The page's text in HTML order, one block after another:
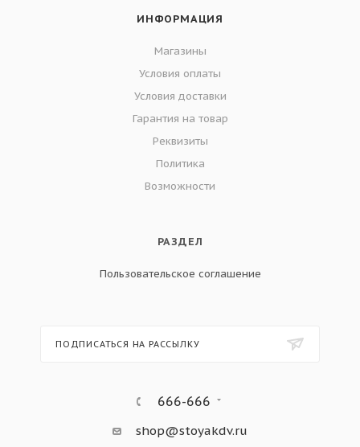
ИНФОРМАЦИЯ
Магазины
Условия оплаты
Условия доставки
Гарантия на товар
Реквизиты
Политика
Возможности
РАЗДЕЛ
Пользовательское соглашение
ПОДПИСАТЬСЯ НА РАССЫЛКУ
666-666
shop@stoyakdv.ru